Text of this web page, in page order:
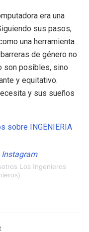
era una
sus pasos,
una herramienta
de género no
son posibles, sino
y equitativo.
y sus sueños
sobre INGENIERIA
Instagram
Los Ingenieros